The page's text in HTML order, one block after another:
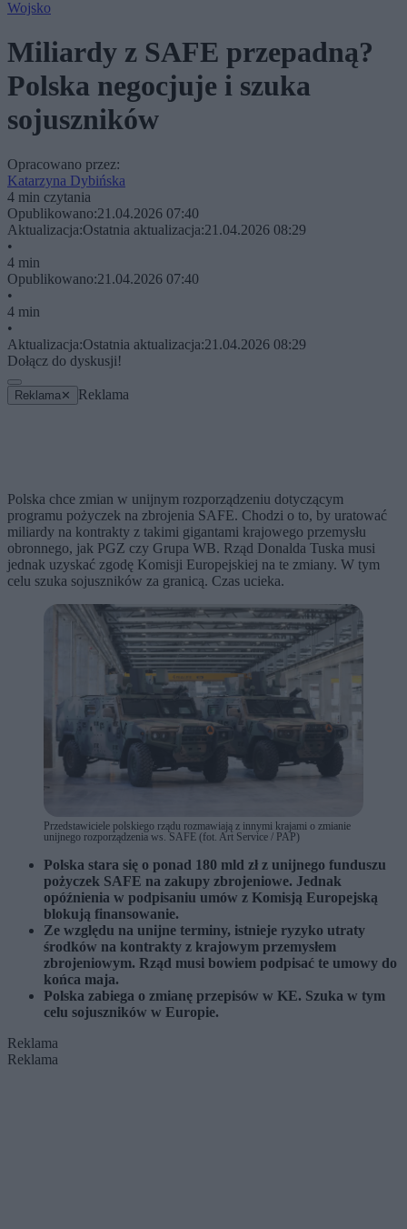
Wojsko
Miliardy z SAFE przepadną?
Polska negocjuje i szuka
sojuszników
Opracowano przez:
Katarzyna Dybińska
4 min czytania
Opublikowano:21.04.2026 07:40
Aktualizacja:Ostatnia aktualizacja:21.04.2026 08:29
•
4 min
Opublikowano:21.04.2026 07:40
•
4 min
•
Aktualizacja:Ostatnia aktualizacja:21.04.2026 08:29
Dołącz do dyskusji!
Reklama ✕ Reklama
Polska chce zmian w unijnym rozporządzeniu dotyczącym
programu pożyczek na zbrojenia SAFE. Chodzi o to, by uratować
miliardy na kontrakty z takimi gigantami krajowego przemysłu
obronnego, jak PGZ czy Grupa WB. Rząd Donalda Tuska musi
jednak uzyskać zgodę Komisji Europejskiej na te zmiany. W tym
celu szuka sojuszników za granicą. Czas ucieka.
Przedstawiciele polskiego rządu rozmawiają z innymi krajami o zmianie
unijnego rozporządzenia ws. SAFE (fot. Art Service / PAP)
Polska stara się o ponad 180 mld zł z unijnego funduszu
pożyczek SAFE na zakupy zbrojeniowe. Jednak
opóźnienia w podpisaniu umów z Komisją Europejską
blokują finansowanie.
Ze względu na unijne terminy, istnieje ryzyko utraty
środków na kontrakty z krajowym przemysłem
zbrojeniowym. Rząd musi bowiem podpisać te umowy do
końca maja.
Polska zabiega o zmianę przepisów w KE. Szuka w tym
celu sojuszników w Europie.
Reklama
Reklama